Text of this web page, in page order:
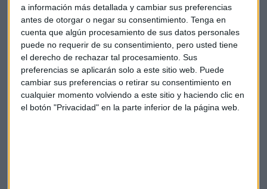
a información más detallada y cambiar sus preferencias
antes de otorgar o negar su consentimiento. Tenga en
cuenta que algún procesamiento de sus datos personales
puede no requerir de su consentimiento, pero usted tiene
el derecho de rechazar tal procesamiento. Sus
preferencias se aplicarán solo a este sitio web. Puede
cambiar sus preferencias o retirar su consentimiento en
cualquier momento volviendo a este sitio y haciendo clic en
el botón "Privacidad" en la parte inferior de la página web.
Programa Electoral